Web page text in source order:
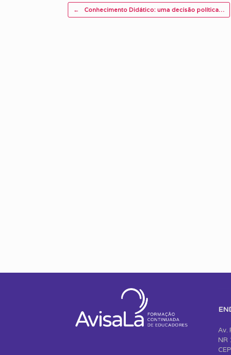
Post navigation
← Conhecimento Didático: uma decisão política…
Av.
NR